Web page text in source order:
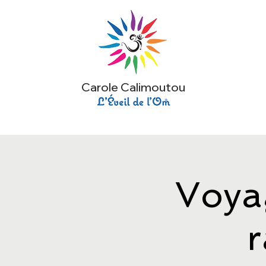
Carole Calimoutou